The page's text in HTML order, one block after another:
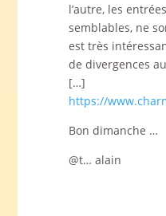
l’autre, les
semblables, ne
est très
de divergences
[…]
https://
Bon dimanche …
@t… alain